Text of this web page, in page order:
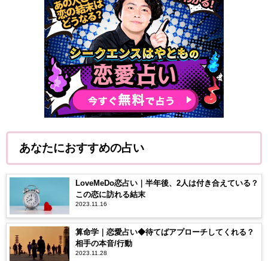
あなたにおすすめの占い
LoveMeDo恋占い｜半年後、2人は付き合えている？
この恋に訪れる結末
2023.11.16
算命学｜恋愛占い◆待てばアプローチしてくれる？
相手の本音/行動
2023.11.28